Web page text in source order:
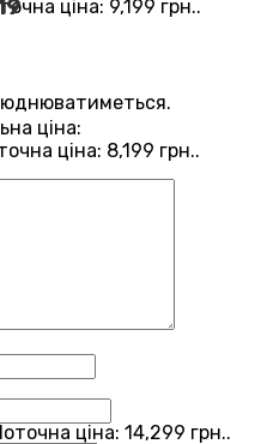
ціна: 9,199 грн..
ціна:
ціна: 8,199 грн..
ціна: 14,299 грн..